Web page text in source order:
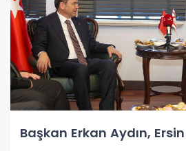
Başkan Erkan Aydın,